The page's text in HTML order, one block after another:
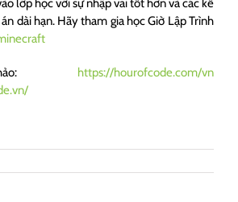
lớp học với sự nhập vai tốt hơn và các kế
dài hạn. Hãy tham gia học Giờ Lập Trình
https://hourofcode.com/vn